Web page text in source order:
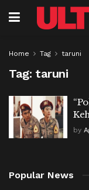
Home Tag taruni
Tag: taruni
by
Popular News